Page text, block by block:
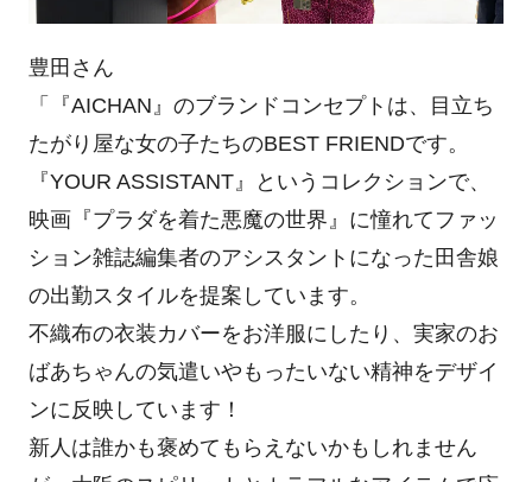
豊田さん
「『AICHAN』のブランドコンセプトは、目立ち
たがり屋な女の子たちのBEST FRIENDです。
『YOUR ASSISTANT』というコレクションで、
映画『プラダを着た悪魔の世界』に憧れてファッ
ション雑誌編集者のアシスタントになった田舎娘
の出勤スタイルを提案しています。
不織布の衣装カバーをお洋服にしたり、実家のお
ばあちゃんの気遣いやもったいない精神をデザイ
ンに反映しています！
新人は誰かも褒めてもらえないかもしれません